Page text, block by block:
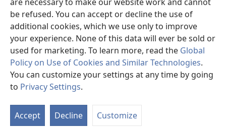
be refused. You can accept or decline the use of
additional cookies, which we use only to improve
your experience. None of this data will ever be sold or
used for marketing. To learn more, read the Global
Policy on Use of Cookies and Similar Technologies.
You can customize your settings at any time by going
to Privacy Settings.
Accept Decline Customize
(opens
new
window)JW Hub ®
(opens
new
window)
Copyright© 2026 Watch Tower Bible and Tract Society of Pennsylvania.
MGA KONDISYON HA PAGGAMIT